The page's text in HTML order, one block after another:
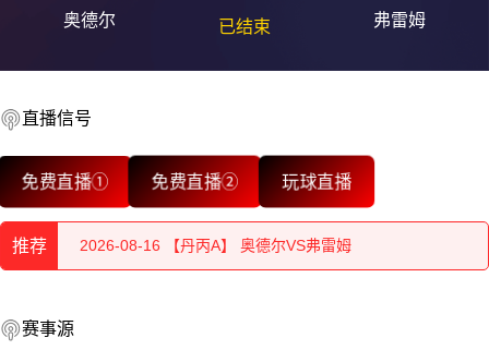
奥德尔 已结束 弗雷姆
直播信号
免费直播① 免费直播② 玩球直播
推荐
2026-08-16 【丹丙A】 奥德尔VS弗雷姆
2026-08-16 【丹丙A】 奥德尔VS弗雷姆
2026-08-16 【丹丙A】 奥德尔VS弗雷姆
赛事源